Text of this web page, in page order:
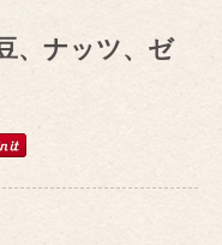
、ナッツ、ゼ